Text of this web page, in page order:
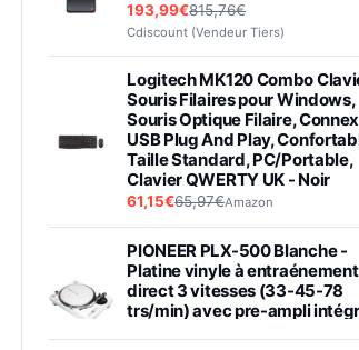
193,99€815,76€
Cdiscount (Vendeur Tiers)
Logitech MK120 Combo
Souris Filaires pour Windows,
Souris Optique Filaire,
USB Plug And Play,
Taille Standard, PC/Portable,
Clavier QWERTY UK - Noir
61,15€65,97€Amazon
PIONEER PLX-500 Blanche -
Platine vinyle à entraénement
direct 3 vitesses (33-45-78
trs/min) avec pre-ampli